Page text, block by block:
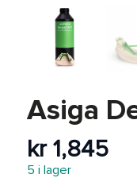
Asiga
kr1,845
5 i lager